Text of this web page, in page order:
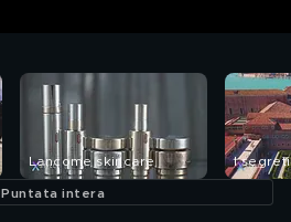
Lancome skincare I
Puntata intera